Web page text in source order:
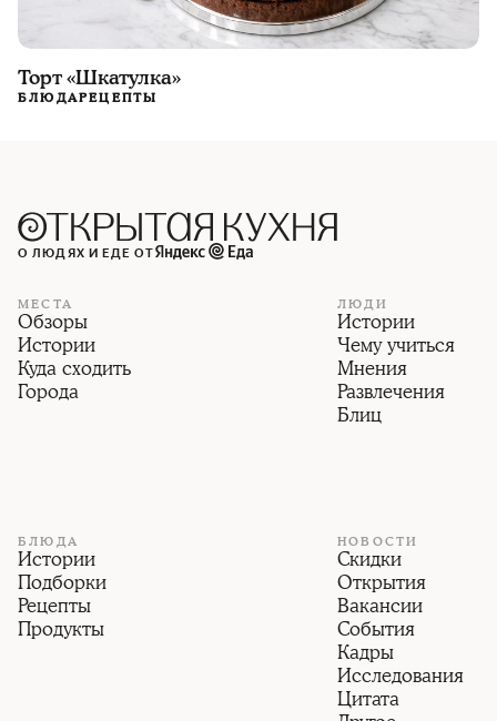
Торт «Шкатулка»
БЛЮДАРЕЦЕПТЫ
О ЛЮДЯХ И ЕДЕ ОТ
МЕСТА
Обзоры
Истории
Куда сходить
Города
ЛЮДИ
Истории
Чему учиться
Мнения
Развлечения
Блиц
БЛЮДА
Истории
Подборки
Рецепты
Продукты
НОВОСТИ
Скидки
Открытия
Вакансии
События
Кадры
Исследования
Цитата